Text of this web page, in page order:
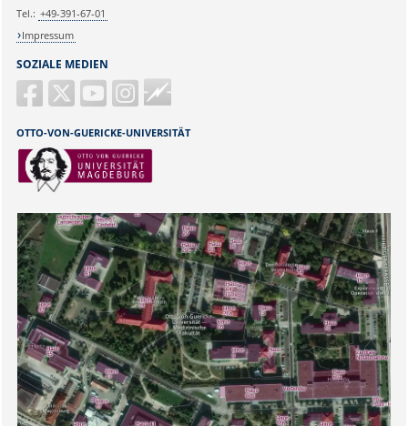
Sicherheitsabfrage:
SOZIALE MEDIEN
Guericke
FM
OTTO-VON-GUERICKE-UNIVERSITÄT
Tel.: +49-391-67-01
Impressum